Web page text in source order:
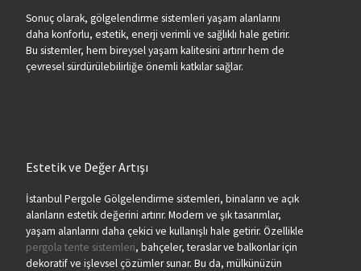
Sonuç olarak, gölgelendirme sistemleri yaşam alanlarını
daha konforlu, estetik, enerji verimli ve sağlıklı hale getirir.
Bu sistemler, hem bireysel yaşam kalitesini artırır hem de
çevresel sürdürülebilirliğe önemli katkılar sağlar.
Estetik ve Değer Artışı
İstanbul Pergole Gölgelendirme sistemleri, binaların ve açık
alanların estetik değerini artırır. Modern ve şık tasarımlar,
yaşam alanlarını daha çekici ve kullanışlı hale getirir. Özellikle
pergola tente sistemleri, bahçeler, teraslar ve balkonlar için
dekoratif ve işlevsel çözümler sunar. Bu da, mülkünüzün